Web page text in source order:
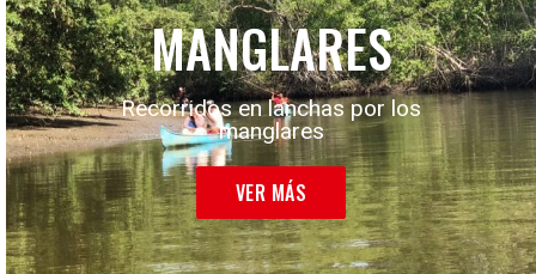
MANGLARES
Recorridos en lanchas por los
manglares
VER MÁS